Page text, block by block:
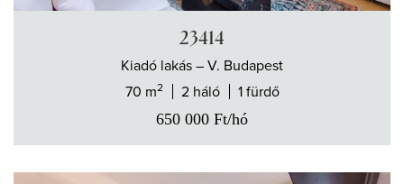
23414
Kiadó lakás– V. Budapest
70 m2 2 háló 1 fürdő
650 000 Ft/hó